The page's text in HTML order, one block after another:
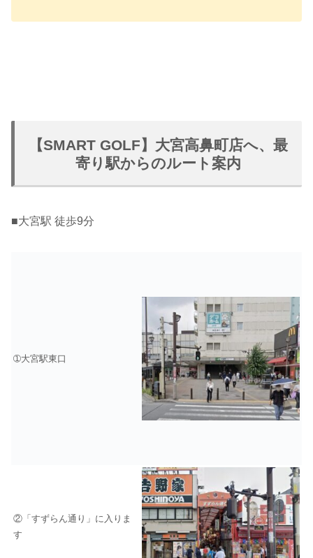
【SMART GOLF】大宮高鼻町店へ、最
寄り駅からのルート案内
■大宮駅 徒歩9分
➀大宮駅東口
②「すずらん通り」に入りま
す